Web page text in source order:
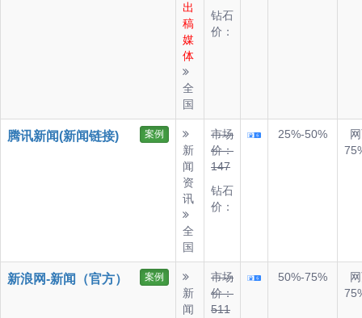
出
稿
媒
体
全
国
钻石
价：
腾讯新闻(新闻链接) 案例
新
闻
资
讯
全
国
市场
价：
147
钻石
价：
25%-50%
新浪网-新闻（官方） 案例
新
闻
市场
价：
511
50%-75%